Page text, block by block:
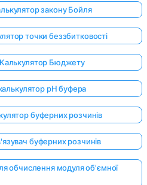
закону Бойля
точки беззбитковості
Бюджету
pH буфера
буферних розчинів
буферних розчинів
обчислення модуля об'ємної